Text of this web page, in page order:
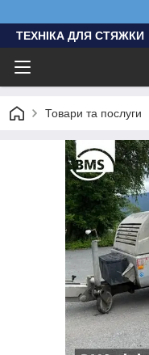
ТЕХНІКА ДЛЯ СТЯЖКИ
Товари та послуги